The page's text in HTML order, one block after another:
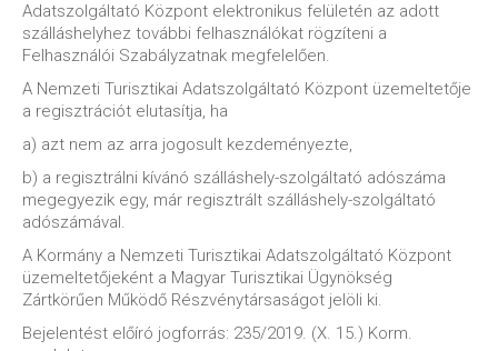
Adatszolgáltató Központ elektronikus felületén az adott
szálláshelyhez további felhasználókat rögzíteni a
Felhasználói Szabályzatnak megfelelően.
A Nemzeti Turisztikai Adatszolgáltató Központ üzemeltetője
a regisztrációt elutasítja, ha
a) azt nem az arra jogosult kezdeményezte,
b) a regisztrálni kívánó szálláshely-szolgáltató adószáma
megegyezik egy, már regisztrált szálláshely-szolgáltató
adószámával.
A Kormány a Nemzeti Turisztikai Adatszolgáltató Központ
üzemeltetőjeként a Magyar Turisztikai Ügynökség
Zártkörűen Működő Részvénytársaságot jelöli ki.
Bejelentést előíró jogforrás: 235/2019. (X. 15.) Korm.